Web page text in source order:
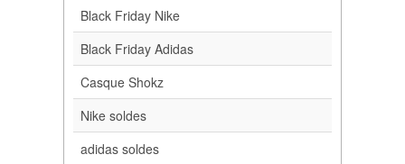
Black Friday Nike
Black Friday Adidas
Casque Shokz
Nike soldes
adidas soldes